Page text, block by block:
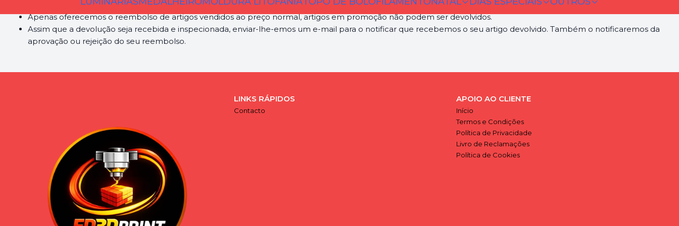
Para completar a devolução, exigimos um recibo ou prova de compra.
Apenas oferecemos o reembolso de artigos vendidos ao preço normal, artigos em promoção não podem ser devolvidos.
Assim que a devolução seja recebida e inspecionada, enviar-lhe-emos um e-mail para o notificar que recebemos o seu artigo devolvido. Também o notificaremos da
aprovação ou rejeição do seu reembolso.
LINKS RÁPIDOS
Contacto
APOIO AO CLIENTE
Início
Termos e Condições
Política de Privacidade
Livro de Reclamações
Política de Cookies